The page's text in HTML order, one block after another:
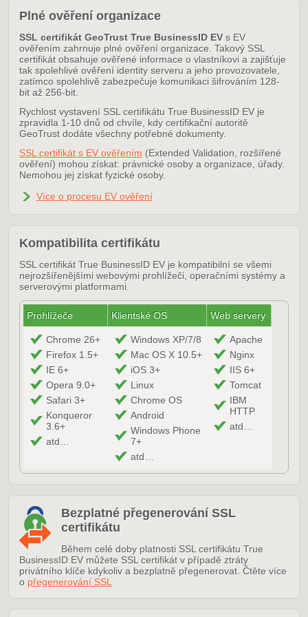
Plné ověření organizace
SSL certifikát GeoTrust True BusinessID EVs EV
ověřením zahrnuje plné ověření organizace. Takový SSL
certifikát obsahuje ověřené informace o vlastníkovi a zajišťuje
tak spolehlivé ověření identity serveru a jeho provozovatele,
zatímco spolehlivě zabezpečuje komunikaci šifrováním 128-
bit až 256-bit.
Rychlost vystavení SSL certifikátu True BusinessID EV je
zpravidla 1-10 dnů od chvíle, kdy certifikační autoritě
GeoTrust dodáte všechny potřebné dokumenty.
SSL certifikát s EV ověřením (Extended Validation, rozšířené
ověření) mohou získat: právnické osoby a organizace, úřady.
Nemohou jej získat fyzické osoby.
Více o procesu EV ověření
Kompatibilita certifikátu
SSL certifikát True BusinessID EV je kompatibilní se všemi
nejrozšířenějšími webovými prohlížeči, operačními systémy a
serverovými platformami.
Prohlížeče Klientské OS Web servery
Chrome 26+
Firefox 1.5+
IE 6+
Opera 9.0+
Safari 3+
Konqueror
3.6+
atd…
Windows XP/7/8
Mac OS X 10.5+
iOS 3+
Linux
Chrome OS
Android
Windows Phone
7+
atd…
Apache
Nginx
IIS 6+
Tomcat
IBM
HTTP
atd…
Bezplatné přegenerování SSL
certifikátu
Během celé doby platnosti SSL certifikátu True
BusinessID EV můžete SSL certifikát v případě ztráty
privátního klíče kdykoliv a bezplatně přegenerovat. Čtěte více
o přegenerování SSL